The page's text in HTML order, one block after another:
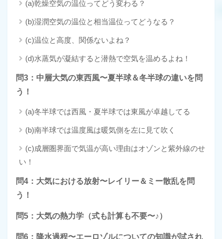
(a)乾燥空気の温位ってどう変わる？
(b)湿潤空気の温位と相当温位ってどうなる？
(c)温位と高度、関係ないよね？
(d)水蒸気が凝結すると潜熱で空気を温めるよね！
問3：中層大気の東西風〜夏半球＆冬半球の違いを問
う！
(a)冬半球では西風・夏半球では東風が卓越してる
(b)南半球では温度風は暖気側を左に見て吹く
(c)成層圏界面で気温が高い理由はオゾンと紫外線のせ
い！
問4：大気における放射〜レイリー＆ミー散乱を問
う！
問5：大気の熱力学（式も計算も不要〜♪）
問6：降水過程〜エーロゾルについての知識が試され